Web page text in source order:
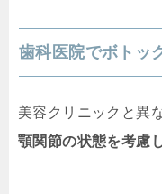
歯科医院でボトッ
美容クリニックと異
顎関節の状態を考慮